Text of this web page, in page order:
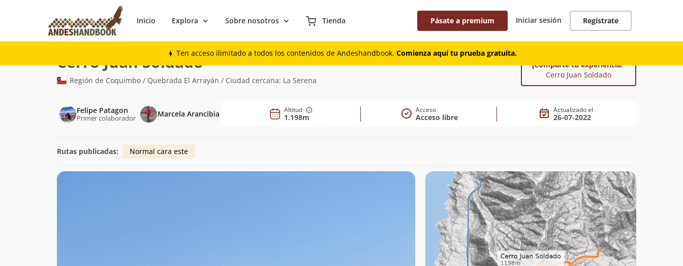
Inicio Explora Sobre nosotros Tienda Pásate a premium Iniciar sesión Regístrate
Ten acceso ilimitado a todos los contenidos de Andeshandbook. Comienza aquí tu prueba gratuita.
Montaña
Cerro Juan Soldado(1.198m)
Región de Coquimbo / Quebrada El Arrayán / Ciudad cercana: La Serena
¡Comparte tu experiencia!
Cerro Juan Soldado
Felipe Patagon
Primer colaborador Marcela Arancibia Altitud
1.198m
Acceso
Acceso libre
Actualizado el
26-07-2022
Rutas publicadas: Normal cara este